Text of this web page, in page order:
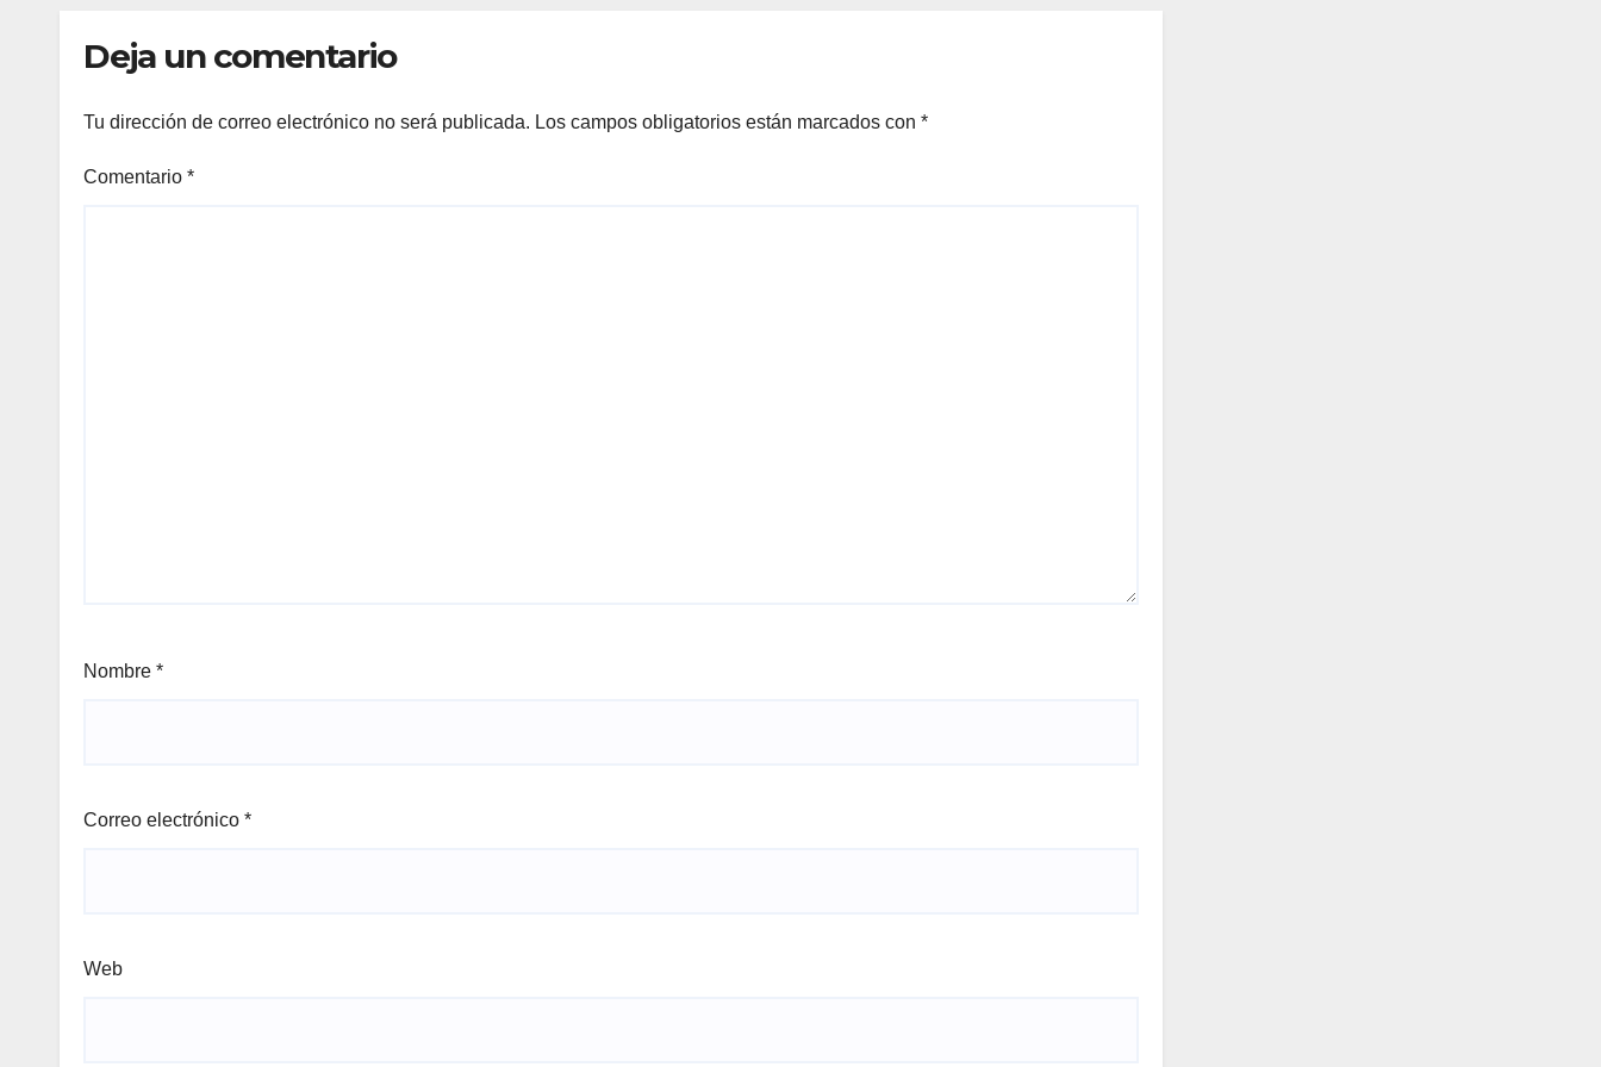
Deja un comentario
Tu dirección de correo electrónico no será publicada. Los campos obligatorios están marcados con *
Comentario *
Nombre *
Correo electrónico *
Web